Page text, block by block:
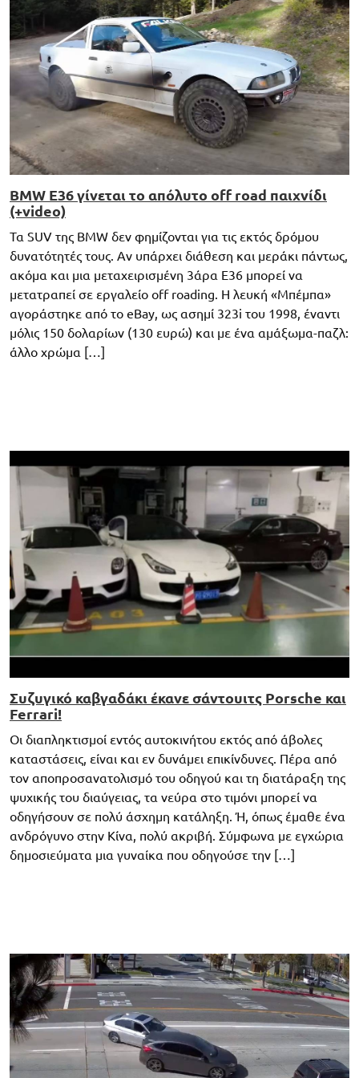
BMW E36 γίνεται το απόλυτο off road παιχνίδι
(+video)
Τα SUV της BMW δεν φημίζονται για τις εκτός δρόμου
δυνατότητές τους. Αν υπάρχει διάθεση και μεράκι πάντως,
ακόμα και μια μεταχειρισμένη 3άρα E36 μπορεί να
μετατραπεί σε εργαλείο off roading. Η λευκή «Μπέμπα»
αγοράστηκε από το eBay, ως ασημί 323i του 1998, έναντι
μόλις 150 δολαρίων (130 ευρώ) και με ένα αμάξωμα-παζλ:
άλλο χρώμα […]
Συζυγικό καβγαδάκι έκανε σάντουιτς Porsche και
Ferrari!
Οι διαπληκτισμοί εντός αυτοκινήτου εκτός από άβολες
καταστάσεις, είναι και εν δυνάμει επικίνδυνες. Πέρα από
τον αποπροσανατολισμό του οδηγού και τη διατάραξη της
ψυχικής του διαύγειας, τα νεύρα στο τιμόνι μπορεί να
οδηγήσουν σε πολύ άσχημη κατάληξη. Ή, όπως έμαθε ένα
ανδρόγυνο στην Κίνα, πολύ ακριβή. Σύμφωνα με εγχώρια
δημοσιεύματα μια γυναίκα που οδηγούσε την […]